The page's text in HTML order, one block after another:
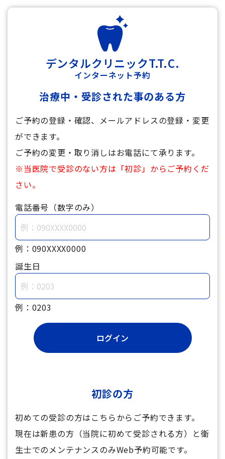
デンタルクリニックT.T.C.
インターネット予約
治療中・受診された事のある方
ご予約の登録・確認、メールアドレスの登録・変更
ができます。
ご予約の変更・取り消しはお電話にて承ります。
※当医院で受診のない方は「初診」からご予約くだ
さい。
電話番号（数字のみ）
例：090XXXX0000
誕生日
例：0203
初診の方
初めての受診の方はこちらからご予約できます。
現在は新患の方（当院に初めて受診される方）と衛
生士でのメンテナンスのみWeb予約可能です。